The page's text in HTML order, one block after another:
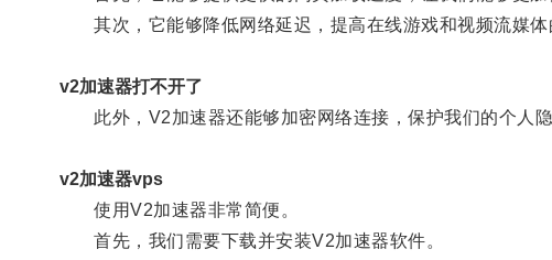
其次，它能够降低网络延迟，提高在线游戏和视频流媒体
v2加速器打不开了
此外，V2加速器还能够加密网络连接，保护我们的个人隐
v2加速器vps
使用V2加速器非常简便。
首先，我们需要下载并安装V2加速器软件。